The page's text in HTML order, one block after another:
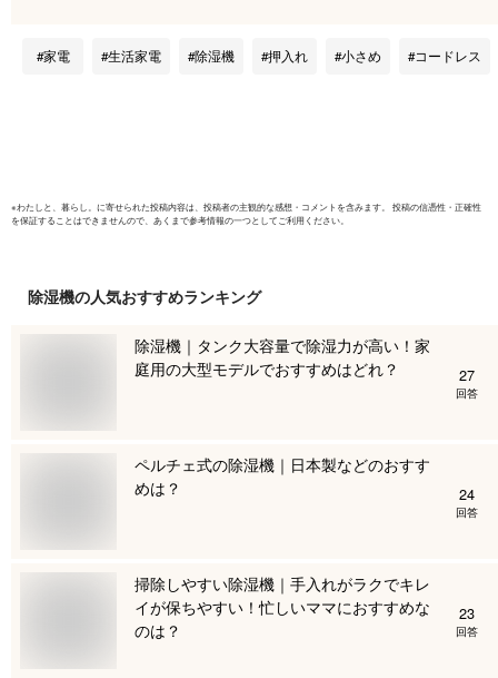
乾燥剤 吸湿 乾燥器
湿気取り
家電 生活家電 除湿機 押入れ 小さめ コードレス
※わたしと、暮らし。 に寄せられた投稿内容は、投稿者の主観的な感想・コメントを含みます。 投稿の信憑性・正確性
を保証することはできませんので、あくまで参考情報の一つとしてご利用ください。
除湿機の人気おすすめランキング
除湿機｜タンク大容量で除湿力が高い！家
庭用の大型モデルでおすすめはどれ？
27
回答
ペルチェ式の除湿機｜日本製などのおすす
めは？
24
回答
掃除しやすい除湿機｜手入れがラクでキレ
イが保ちやすい！忙しいママにおすすめな
のは？
23
回答